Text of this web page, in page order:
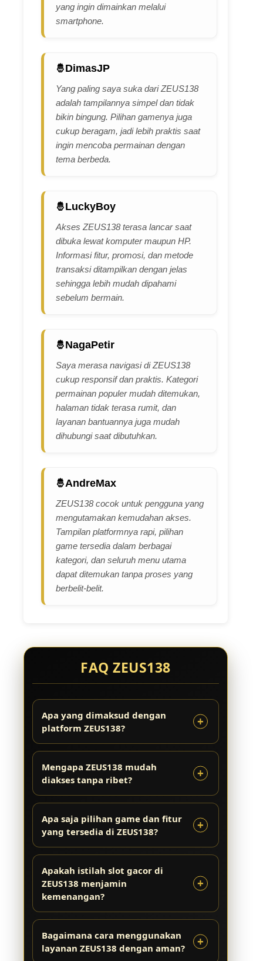
yang ingin dimainkan melalui
smartphone.
DimasJP
Yang paling saya suka dari ZEUS138
adalah tampilannya simpel dan tidak
bikin bingung. Pilihan gamenya juga
cukup beragam, jadi lebih praktis saat
ingin mencoba permainan dengan
tema berbeda.
LuckyBoy
Akses ZEUS138 terasa lancar saat
dibuka lewat komputer maupun HP.
Informasi fitur, promosi, dan metode
transaksi ditampilkan dengan jelas
sehingga lebih mudah dipahami
sebelum bermain.
NagaPetir
Saya merasa navigasi di ZEUS138
cukup responsif dan praktis. Kategori
permainan populer mudah ditemukan,
halaman tidak terasa rumit, dan
layanan bantuannya juga mudah
dihubungi saat dibutuhkan.
AndreMax
ZEUS138 cocok untuk pengguna yang
mengutamakan kemudahan akses.
Tampilan platformnya rapi, pilihan
game tersedia dalam berbagai
kategori, dan seluruh menu utama
dapat ditemukan tanpa proses yang
berbelit-belit.
FAQ ZEUS138
Apa yang dimaksud dengan
platform ZEUS138?
Mengapa ZEUS138 mudah
diakses tanpa ribet?
Apa saja pilihan game dan fitur
yang tersedia di ZEUS138?
Apakah istilah slot gacor di
ZEUS138 menjamin
kemenangan?
Bagaimana cara menggunakan
layanan ZEUS138 dengan aman?